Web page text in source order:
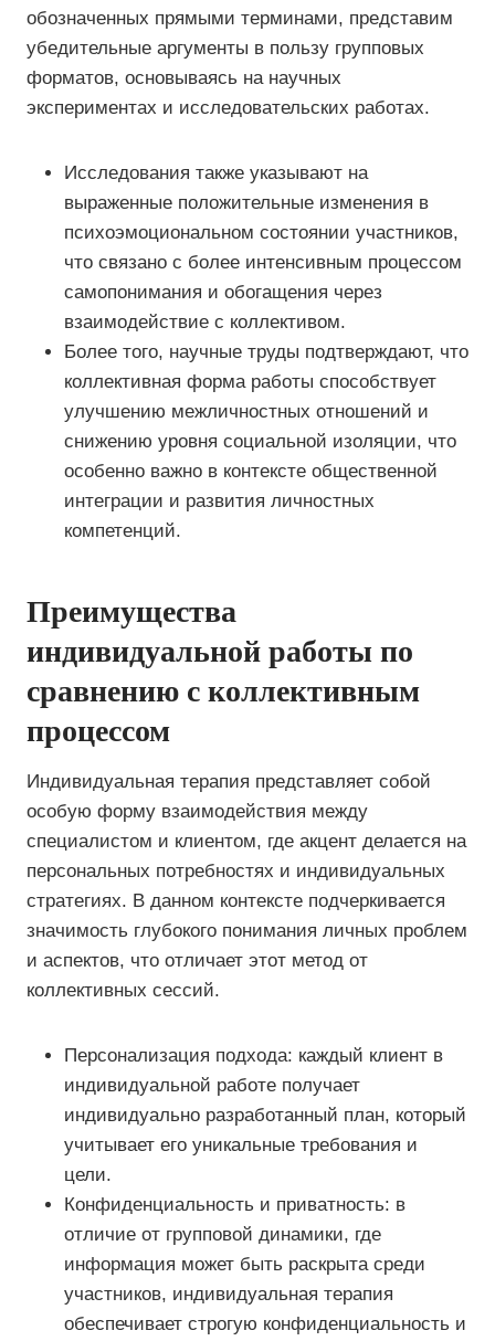
обозначенных прямыми терминами, представим
убедительные аргументы в пользу групповых
форматов, основываясь на научных
экспериментах и исследовательских работах.
Исследования также указывают на
выраженные положительные изменения в
психоэмоциональном состоянии участников,
что связано с более интенсивным процессом
самопонимания и обогащения через
взаимодействие с коллективом.
Более того, научные труды подтверждают, что
коллективная форма работы способствует
улучшению межличностных отношений и
снижению уровня социальной изоляции, что
особенно важно в контексте общественной
интеграции и развития личностных
компетенций.
Преимущества
индивидуальной работы по
сравнению с коллективным
процессом
Индивидуальная терапия представляет собой
особую форму взаимодействия между
специалистом и клиентом, где акцент делается на
персональных потребностях и индивидуальных
стратегиях. В данном контексте подчеркивается
значимость глубокого понимания личных проблем
и аспектов, что отличает этот метод от
коллективных сессий.
Персонализация подхода: каждый клиент в
индивидуальной работе получает
индивидуально разработанный план, который
учитывает его уникальные требования и
цели.
Конфиденциальность и приватность: в
отличие от групповой динамики, где
информация может быть раскрыта среди
участников, индивидуальная терапия
обеспечивает строгую конфиденциальность и